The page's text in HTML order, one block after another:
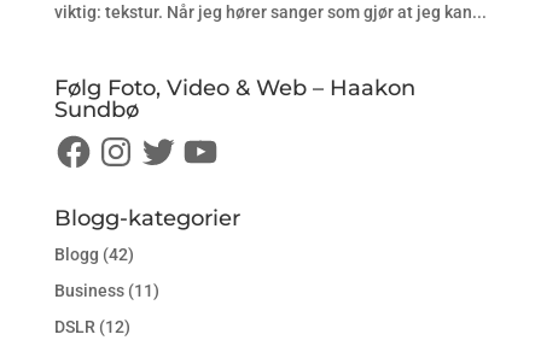
viktig: tekstur. Når jeg hører sanger som gjør at jeg kan...
Følg Foto, Video & Web – Haakon
Sundbø
FacebookInstagram
TwitterYouTube
Blogg-kategorier
Blogg (42)
Business(11)
DSLR (12)